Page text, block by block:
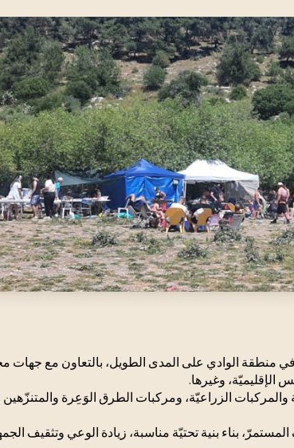
منطقة الوادي على المدى الطويل، بالتعاون مع جهات
الإقليميّة، وغيرها.
الزراعيّة، ومركبات الطرق الوَعِرة
بناء بنية تحتيّة مناسبة، زيادة الوعي وتثقيف